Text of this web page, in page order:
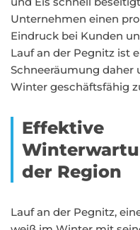
Unternehmen einen
Eindruck bei Kunden
Lauf an der Pegnitz ist
Schneeräumung daher
Winter geschäftsfähig
Effektive
der Region
Lauf an der Pegnitz,